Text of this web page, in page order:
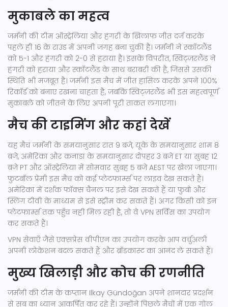
मुकाबले का महत्व
जर्मनी की टीम ऑस्ट्रेलिया और हंगरी के खिलाफ जीत दर्ज करके
पहले ही 16 के राउंड में अपनी जगह बना चुकी है। जर्मनी ने स्कॉटलैंड
को 5-1 और हंगरी को 2-0 से हराया है। इसके विपरीत, स्विट्ज़रलैंड ने
हंगरी को हराया और स्कॉटलैंड के साथ बराबरी की है, जिससे उसकी
स्थिति भी मजबूत है। जर्मनी इस मैच में जीत हासिल करके अपने 100%
रिकॉर्ड को बनाए रखना चाहता है, जबकि स्विट्ज़रलैंड भी इस महत्वपूर्ण
मुकाबले को जीतने के लिए अपनी पूरी ताकत लगाएगा।
मैच की टाइमिंग और कहां देखें
यह मैच जर्मनी के समयानुसार रात 9 बजे, यूके के समयानुसार शाम 8
बजे, अमेरिका और कनाडा के समयानुसार दोपहर 3 बजे ET या सुबह 12
बजे PT और ऑस्ट्रेलिया में सोमवार सुबह 5 बजे AEST पर खेला जाएगा।
फुटबॉल प्रेमी इस मैच को कई प्लेटफार्म्स पर लाइव देख सकते हैं।
अमेरिका में दर्शक फॉक्स चैनल पर इसे देख सकते हैं या फुबो और
स्लिंग टीवी के माध्यम से इसे स्ट्रीम कर सकते हैं। अगर किसी को इन
प्लेटफार्म्स तक पहुँच नहीं मिल रही है, तो वे VPN सर्विस का उपयोग
कर सकते हैं।
VPN सेवाएँ जैसे एक्सप्रेस वीपीएन का उपयोग करके आप वर्चुअली
अपनी लोकेशन बदल सकते हैं और ब्रॉडकास्ट का आनंद ले सकते हैं।
मुख्य खिलाड़ी और कोच की रणनीति
जर्मनी की टीम के कप्तान Ilkay Gündoğan अपने शानदार प्रदर्शन
से सब का ध्यान आकर्षित कर रहे हैं। उन्होंने पिछले मैचों में एक गोल